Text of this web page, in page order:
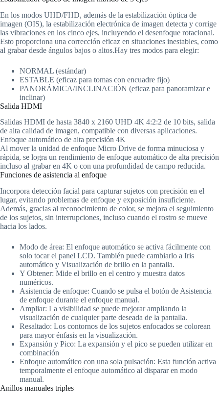
En los modos UHD/FHD, además de la estabilización óptica de
imagen (OIS), la estabilización electrónica de imagen detecta y corrige
las vibraciones en los cinco ejes, incluyendo el desenfoque rotacional.
Esto proporciona una corrección eficaz en situaciones inestables, como
al grabar desde ángulos bajos o altos.Hay tres modos para elegir:
NORMAL (estándar)
ESTABLE (eficaz para tomas con encuadre fijo)
PANORÁMICA/INCLINACIÓN (eficaz para panoramizar e
inclinar)
Salida HDMI
Salidas HDMI de hasta 3840 x 2160 UHD 4K 4:2:2 de 10 bits, salida
de alta calidad de imagen, compatible con diversas aplicaciones.
Enfoque automático de alta precisión 4K
Al mover la unidad de enfoque Micro Drive de forma minuciosa y
rápida, se logra un rendimiento de enfoque automático de alta precisión
incluso al grabar en 4K o con una profundidad de campo reducida.
Funciones de asistencia al enfoque
Incorpora detección facial para capturar sujetos con precisión en el
lugar, evitando problemas de enfoque y exposición insuficiente.
Además, gracias al reconocimiento de color, se mejora el seguimiento
de los sujetos, sin interrupciones, incluso cuando el rostro se mueve
hacia los lados.
Modo de área: El enfoque automático se activa fácilmente con
solo tocar el panel LCD. También puede cambiarlo a Iris
automático y Visualización de brillo en la pantalla.
Y Obtener: Mide el brillo en el centro y muestra datos
numéricos.
Asistencia de enfoque: Cuando se pulsa el botón de Asistencia
de enfoque durante el enfoque manual.
Ampliar: La visibilidad se puede mejorar ampliando la
visualización de cualquier parte deseada de la pantalla.
Resaltado: Los contornos de los sujetos enfocados se colorean
para mayor énfasis en la visualización.
Expansión y Pico: La expansión y el pico se pueden utilizar en
combinación
Enfoque automático con una sola pulsación: Esta función activa
temporalmente el enfoque automático al disparar en modo
manual.
Anillos manuales triples